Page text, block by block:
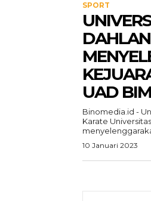
SPORT
DAHLAN
UAD
Binomedia.id -
Karate
10 Januari 2023